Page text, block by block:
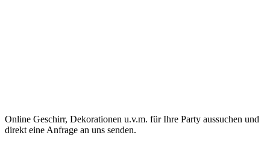
Online Geschirr, Dekorationen u.v.m. für Ihre Party aussuchen und
direkt eine Anfrage an uns senden.